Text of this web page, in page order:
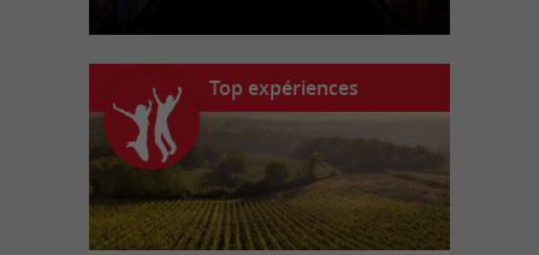
Top expériences